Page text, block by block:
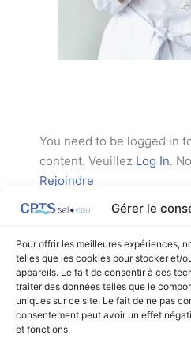
Gérer le
Pour offrir les meilleures expériences,
telles que les cookies pour stocker et/
appareils. Le fait de consentir à ces
traiter des données telles que le
uniques sur ce site. Le fait de ne pas
consentement peut avoir un effet
et fonctions.
You need to be logged in
content. Veuillez Log In.
Rejoindre
Article précédent